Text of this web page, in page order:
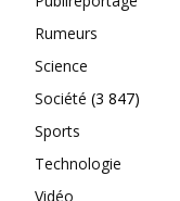
Rumeurs
Science
Société (3 847)
Sports
Technologie
Vidéo